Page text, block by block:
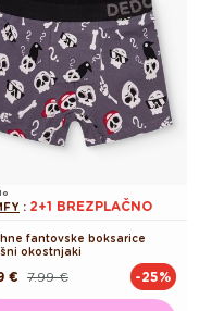
: 2+1 BREZPLAČNO
fantovske boksarice
okostnjaki
7.99 €
€ -25%